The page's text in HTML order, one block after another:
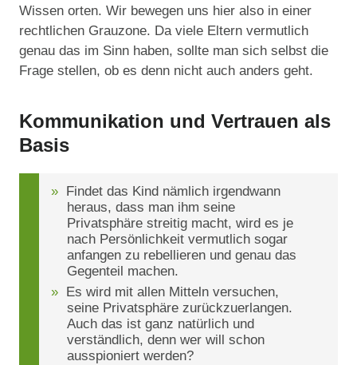
Wissen orten. Wir bewegen uns hier also in einer
rechtlichen Grauzone. Da viele Eltern vermutlich
genau das im Sinn haben, sollte man sich selbst die
Frage stellen, ob es denn nicht auch anders geht.
Kommunikation und Vertrauen als
Basis
Findet das Kind nämlich irgendwann
heraus, dass man ihm seine
Privatsphäre streitig macht, wird es je
nach Persönlichkeit vermutlich sogar
anfangen zu rebellieren und genau das
Gegenteil machen.
Es wird mit allen Mitteln versuchen,
seine Privatsphäre zurückzuerlangen.
Auch das ist ganz natürlich und
verständlich, denn wer will schon
ausspioniert werden?